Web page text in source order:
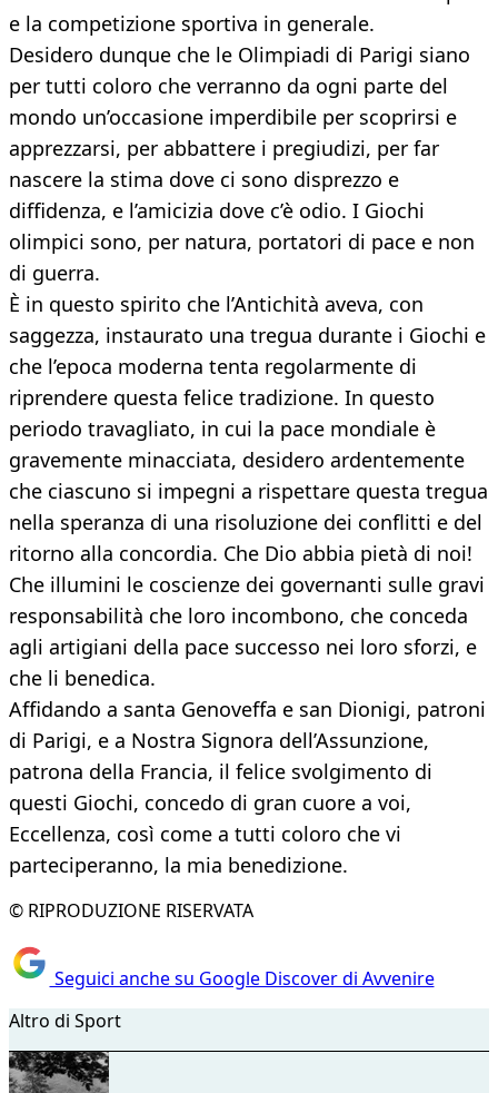
e la competizione sportiva in generale.
Desidero dunque che le Olimpiadi di Parigi siano
per tutti coloro che verranno da ogni parte del
mondo un’occasione imperdibile per scoprirsi e
apprezzarsi, per abbattere i pregiudizi, per far
nascere la stima dove ci sono disprezzo e
diffidenza, e l’amicizia dove c’è odio. I Giochi
olimpici sono, per natura, portatori di pace e non
di guerra.
È in questo spirito che l’Antichità aveva, con
saggezza, instaurato una tregua durante i Giochi e
che l’epoca moderna tenta regolarmente di
riprendere questa felice tradizione. In questo
periodo travagliato, in cui la pace mondiale è
gravemente minacciata, desidero ardentemente
che ciascuno si impegni a rispettare questa tregua
nella speranza di una risoluzione dei conflitti e del
ritorno alla concordia. Che Dio abbia pietà di noi!
Che illumini le coscienze dei governanti sulle gravi
responsabilità che loro incombono, che conceda
agli artigiani della pace successo nei loro sforzi, e
che li benedica.
Affidando a santa Genoveffa e san Dionigi, patroni
di Parigi, e a Nostra Signora dell’Assunzione,
patrona della Francia, il felice svolgimento di
questi Giochi, concedo di gran cuore a voi,
Eccellenza, così come a tutti coloro che vi
parteciperanno, la mia benedizione.
© RIPRODUZIONE RISERVATA
Seguici anche su Google Discover di Avvenire
Altro di Sport